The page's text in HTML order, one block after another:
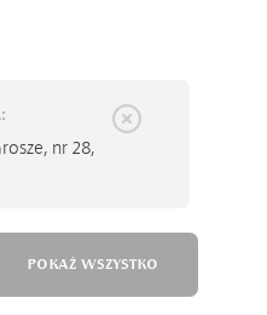
nr 28,
POKAŻ WSZYSTKO